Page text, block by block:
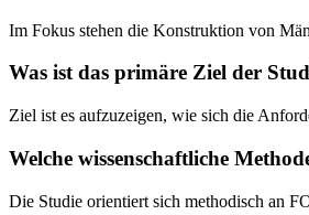
Im Fokus stehen die Konstruktion von
Was ist das primäre Ziel der
Ziel ist es aufzuzeigen, wie sich die
Welche wissenschaftliche
Die Studie orientiert sich methodisch an